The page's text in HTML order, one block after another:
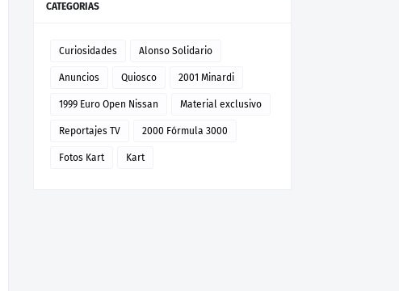
CATEGORIAS
Curiosidades Alonso Solidario
Anuncios Quiosco 2001 Minardi
1999 Euro Open Nissan Material exclusivo
Reportajes TV 2000 Fórmula 3000
Fotos Kart Kart